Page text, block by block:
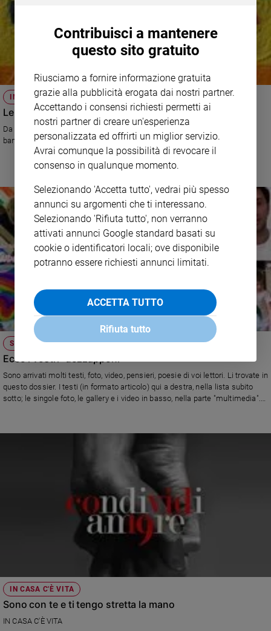
IN CASA C'È VITA
Le parole di Francesco colorano il nostro balcone
Da Gioia del Colle Chiara ci invia una frase del Papa divenuta vivace
bandiera alla finestra
SOCIETÀ E VALORI
Ecco i vostri "uozzapponi"
Sono arrivati molti testi, foto, video, pensieri, poesie di voi lettori. Li trovate in
questo dossier. I testi (in formato articolo) qui a destra, nella lista subito
sotto; le singole foto, le gallery e i video in basso, nella parte "multimedia".
IN CASA C'È VITA
Sono con te e ti tengo stretta la mano
IN CASA C'È VITA
Contribuisci a mantenere
questo sito gratuito
Riusciamo a fornire informazione gratuita
grazie alla pubblicità erogata dai nostri partner.
Accettando i consensi richiesti permetti ai
nostri partner di creare un'esperienza
personalizzata ed offrirti un miglior servizio.
Avrai comunque la possibilità di revocare il
consenso in qualunque momento.
Selezionando 'Accetta tutto', vedrai più spesso
annunci su argomenti che ti interessano.
Selezionando 'Rifiuta tutto', non verranno
attivati annunci Google standard basati su
cookie o identificatori locali; ove disponibile
potranno essere richiesti annunci limitati.
ACCETTA TUTTO
Rifiuta tutto